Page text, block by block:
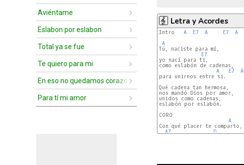
Aviéntame
Eslabon por eslabon
Total ya se fue
Te quiero para mi
En eso no quedamos corazón
Para tí mi amor
Letra y Acordes
Intro A E7 A E7 A
A
Tú, naciste para mí,
E7
yo nací para ti,
como eslabón de cadenas,
A
E7 A
para unirnos entre si.
Qué cadena tan hermosa,
nos mandó Dios por amor,
unidos como cadenas,
eslabón por eslabón.
CORO
A
Con qué placer te comparto,
A7
D